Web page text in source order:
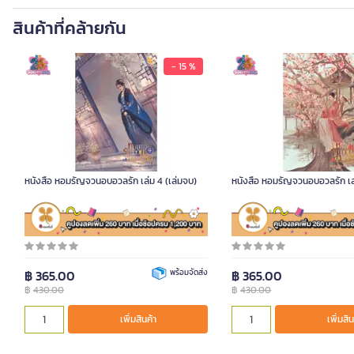
สินค้าที่คล้ายกัน
- 15 %
หนังสือ หอมรัญจวนอบอวลรัก เล่ม 4 (เล่มจบ)
ช้อปเพิ่มคุ้มกว่า
รหัสสินค้า DA04162
฿ 365.00
฿ 430.00
พร้อมจัดส่ง
เพิ่มสินค้า
หนังสือ หอมรัญจวนอบอวลรัก เ
ช้อปเพิ่มคุ้มกว่า
รหัสสินค้า DA04163
฿ 365.00
฿430.00
เพิ่มสิ